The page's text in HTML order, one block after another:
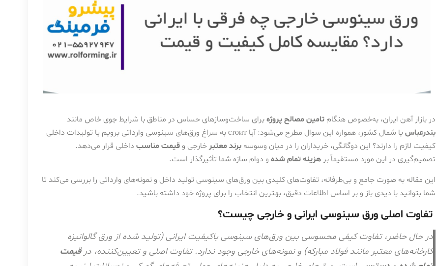
در بازار آهن ایران، به‌خصوص هنگام تامین مصالح پروژهبرای ساخت‌وسازهای حساس در مناطق با شرایط جوی خاص مانند
بندرعباس
یا شمال کشور، همواره این سوال مطرح می‌شود: آیا стоит به سراغ ورق‌های سینوسی وارداتی برویم یا تولیدات داخلی
کیفیت لازم را دارند؟ این دوگانگی، خریداران را در میان وسوسه برند معتبرخارجی و قیمت مناسب داخلی قرار می‌دهد.
تصمیم‌گیری در این مورد مستقیماً بر هزینه تمام شده و دوام سازه شما تأثیرگذار است.
این مقاله به صورت جامع و بی‌طرفانه، تفاوت‌های کلیدی بین ورق‌های سینوسی تولید داخل و نمونه‌های وارداتی را بررسی می‌کند تا
شما بتوانید با دیدی باز و بر اساس اطلاعات دقیق، بهترین انتخاب را برای پروژه خود داشته باشید.
تفاوت اصلی ورق سینوسی ایرانی و خارجی چیست؟
در حال حاضر، تفاوت کیفی محسوسی بین ورق‌های سینوسی باکیفیت ایرانی (تولید شده از ورق گالوانیزه
کارخانه‌های معتبر مانند فولاد مبارکه) و نمونه‌های خارجی وجود ندارد. تفاوت اصلی و تعیین‌کننده، درقیمت